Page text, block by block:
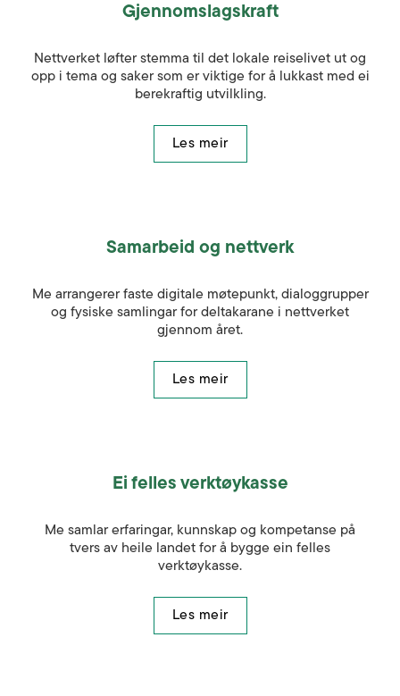
Gjennomslagskraft
Nettverket løfter stemma til det lokale reiselivet ut og
opp i tema og saker som er viktige for å lukkast med ei
berekraftig utvilkling.
Les meir
Samarbeid og nettverk
Me arrangerer faste digitale møtepunkt, dialoggrupper
og fysiske samlingar for deltakarane i nettverket
gjennom året.
Les meir
Ei felles verktøykasse
Me samlar erfaringar, kunnskap og kompetanse på
tvers av heile landet for å bygge ein felles
verktøykasse.
Les meir